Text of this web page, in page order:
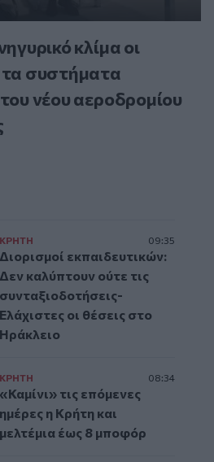
κλίμα οι
συστήματα
νέου αεροδρομίου
ΚΡΗΤΗ 09:35
Διορισμοί εκπαιδευτικών:
Δεν καλύπτουν ούτε τις
συνταξιοδοτήσεις-
Ελάχιστες οι θέσεις στο
Ηράκλειο
ΚΡΗΤΗ 08:34
«Καμίνι» τις επόμενες
ημέρες η Κρήτη και
μελτέμια έως 8 μποφόρ